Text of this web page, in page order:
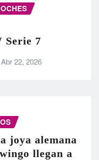
Serie 7
Abr 22, 2026
joya alemana
llegan a